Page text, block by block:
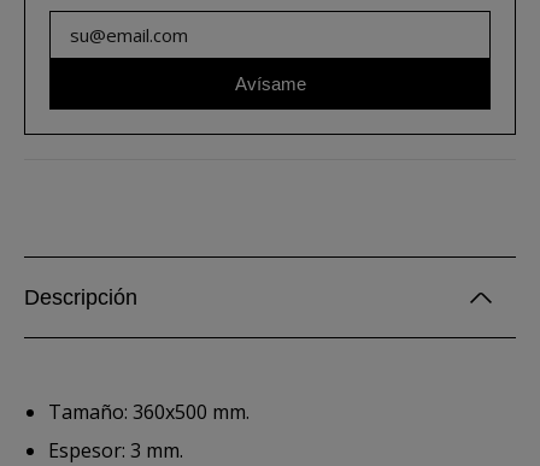
Avísame
Descripción
Tamaño: 360x500 mm.
Espesor: 3 mm.